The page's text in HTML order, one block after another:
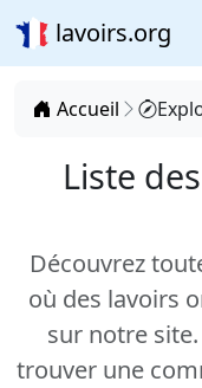
lavoirs.org
Accueil
Liste
Découvrez
où des lavoirs
sur notre
trouver une